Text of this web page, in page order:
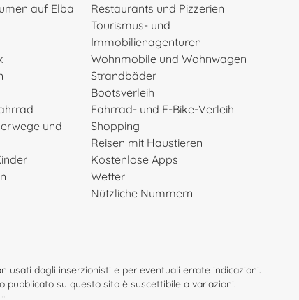
auf Elba
und
Restaurants und Pizzerien
Tourismus- und
Immobilienagenturen
Wohnmobile und Wohnwagen
Strandbäder
Bootsverleih
Fahrrad- und E-Bike-Verleih
Shopping
Reisen mit Haustieren
Kostenlose Apps
Wetter
Nützliche Nummern
usati dagli inserzionisti e per eventuali errate indicazioni.
su questo sito è suscettibile a variazioni.